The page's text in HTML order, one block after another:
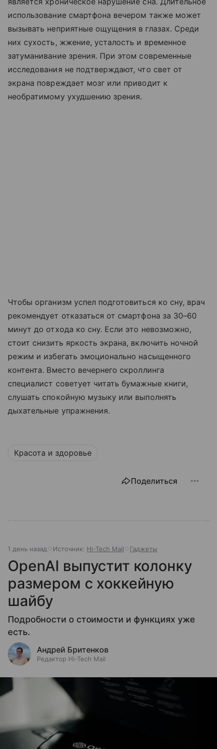
использование смартфона вечером также может
вызывать неприятные ощущения в глазах. Среди
них сухость, жжение, усталость и временное
затуманивание зрения. При этом современные
исследования не подтверждают, что свет от
экрана повреждает мозг или приводит к
необратимому ухудшению зрения.
Чтобы организм успел подготовиться ко сну, врач
рекомендует отказаться от смартфона за 30–60
минут до отхода ко сну. Если это невозможно,
стоит снизить яркость экрана, включить ночной
режим и избегать эмоционально насыщенного
контента. Вместо вечернего скроллинга
специалист советует читать бумажные книги,
слушать спокойную музыку или выполнять
дыхательные упражнения.
Красота и здоровье
Поделиться
1 день назад Источник: Hi-Tech Mail Гаджеты
OpenAI выпустит колонку
размером с хоккейную
шайбу
Подробности о стоимости и функциях уже
есть.
Андрей Бритенков
Редактор Hi-Tech Mail